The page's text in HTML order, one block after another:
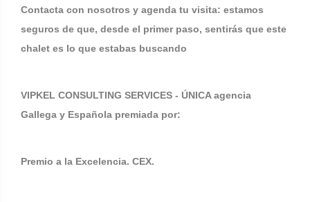
Contacta con nosotros y agenda tu visita: estamos
seguros de que, desde el primer paso, sentirás que este
chalet es lo que estabas buscando
VIPKEL CONSULTING SERVICES - ÚNICA agencia
Gallega y Española premiada por:
Premio a la Excelencia. CEX.